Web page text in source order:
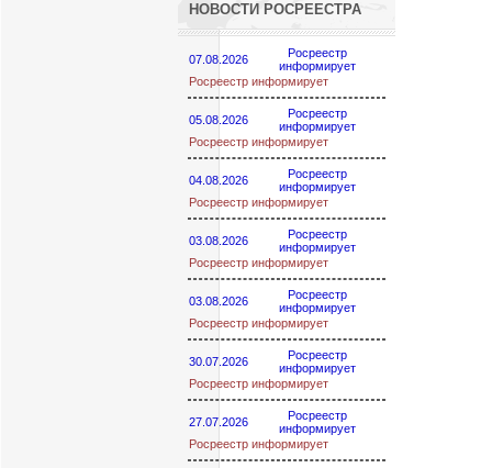
НОВОСТИ РОСРЕЕСТРА
07.08.2026
Росреестр
информирует
Росреестр информирует
05.08.2026
Росреестр
информирует
Росреестр информирует
04.08.2026
Росреестр
информирует
Росреестр информирует
03.08.2026
Росреестр
информирует
Росреестр информирует
03.08.2026
Росреестр
информирует
Росреестр информирует
30.07.2026
Росреестр
информирует
Росреестр информирует
27.07.2026
Росреестр
информирует
Росреестр информирует